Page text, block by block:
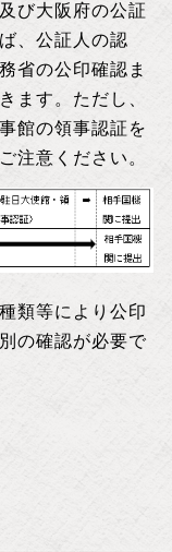
び大阪府の公証
、公証人の認
省の公印確認ま
ます。ただし、
館の領事認証を
注意ください。
類等により公印
の確認が必要で